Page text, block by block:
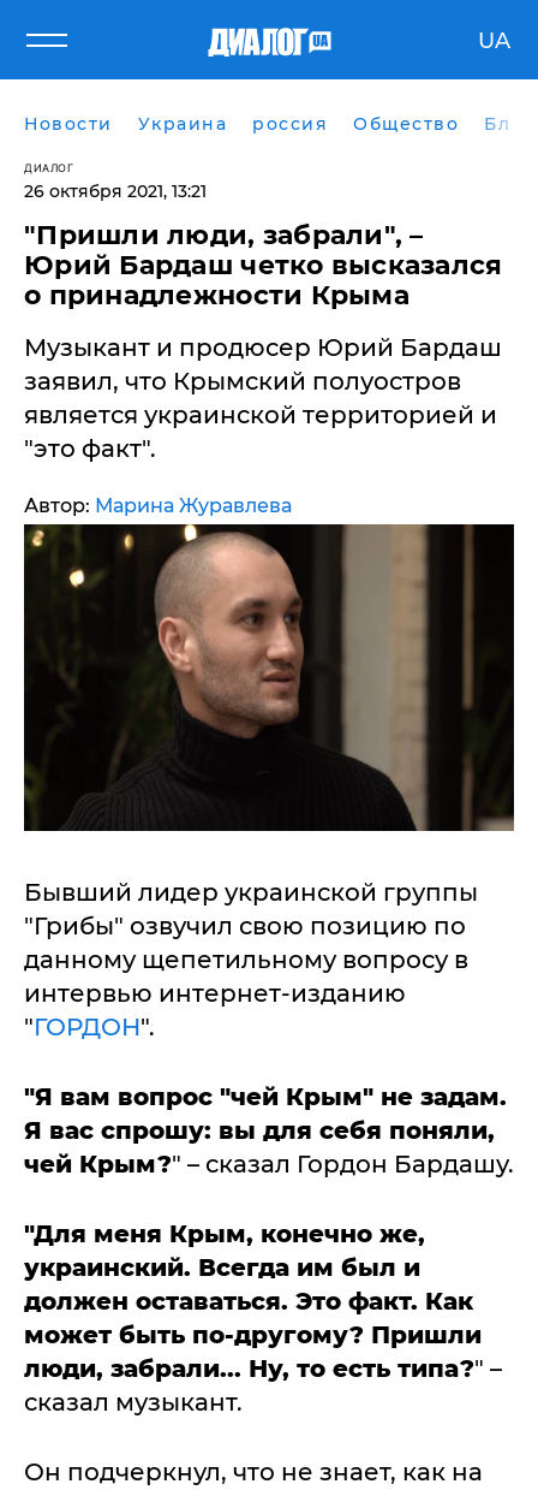
UA
Новости Украина россия Общество
ДИАЛОГ
26 октября 2021, 13:21
"Пришли люди, забрали", –
Юрий Бардаш четко высказался
о принадлежности Крыма
Музыкант и продюсер Юрий Бардаш
заявил, что Крымский полуостров
является украинской территорией и
"это факт".
Автор: Марина Журавлева
Бывший лидер украинской группы
"Грибы" озвучил свою позицию по
данному щепетильному вопросу в
интервью интернет-изданию
"ГОРДОН".
"Я вам вопрос "чей Крым" не задам.
Я вас спрошу: вы для себя поняли,
чей Крым?" – сказал Гордон Бардашу.
"Для меня Крым, конечно же,
украинский. Всегда им был и
должен оставаться. Это факт. Как
может быть по-другому? Пришли
люди, забрали... Ну, то есть типа?" –
сказал музыкант.
Он подчеркнул, что не знает, как на